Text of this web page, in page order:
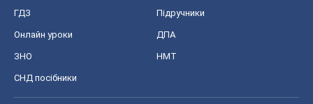
ГДЗ Підручники
Онлайн уроки ДПА
ЗНО НМТ
СНД посібники